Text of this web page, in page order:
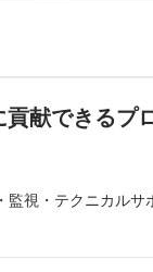
献できるプ
監視・テクニカルサ